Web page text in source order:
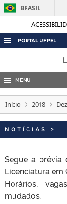
BRASIL
PORTAL UFPEL
ACESSO À
AUDITORIA
CONCURSOS
INTERNACIONAL
PORTARIAS
TELEFONES
MENU
Início 2018
NOTÍCIAS >
Segue a prévia
Licenciatura em
Horários,
mudados.